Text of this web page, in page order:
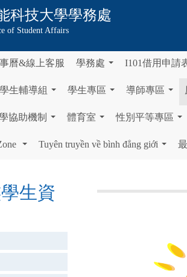
科技大學學務處
of Student Affairs
曆&線上客服 學務處 I101借用申請
學生輔導組 學生專區 導師專區
協助機制 體育室 性別平等專區
Tuyên truyền về bình đẳng giới
生資